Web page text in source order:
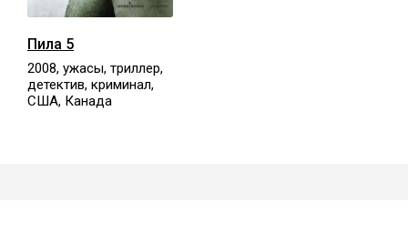
Пила 5
2008, ужасы, триллер,
детектив, криминал,
США, Канада